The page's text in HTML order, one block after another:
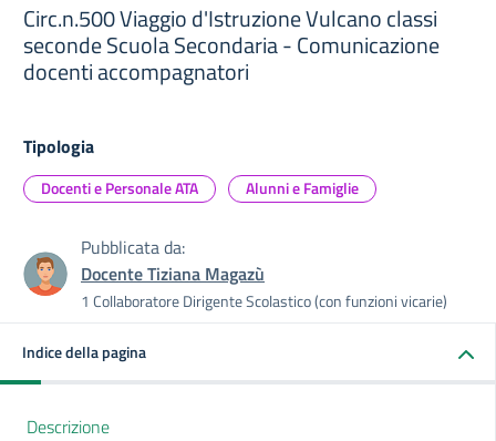
Circ.n.500 Viaggio d'Istruzione Vulcano classi
seconde Scuola Secondaria - Comunicazione
docenti accompagnatori
Tipologia
Docenti e Personale ATA Alunni e Famiglie
Pubblicata da:
Docente Tiziana Magazù
1 Collaboratore Dirigente Scolastico (con funzioni vicarie)
Indice della pagina
Descrizione